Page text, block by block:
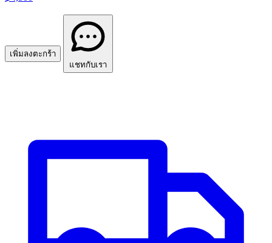
เพิ่มลงตะกร้า
แชทกับเรา